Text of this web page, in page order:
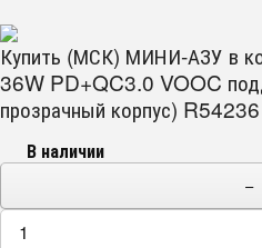
Купить (МСК) МИНИ-АЗУ в
36W PD+QC3.0 VOOC
прозрачный корпус)
В наличии
−